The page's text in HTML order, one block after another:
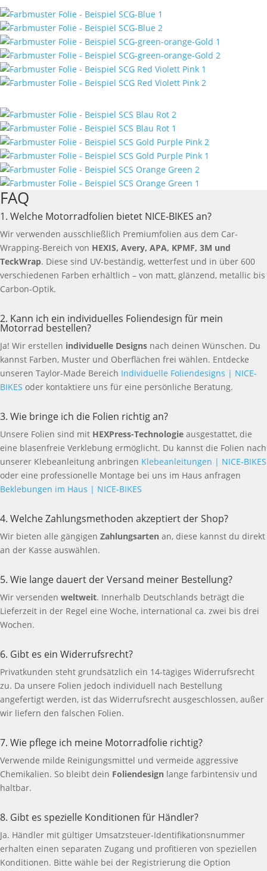
FAQ
1. Welche Motorradfolien bietet NICE-BIKES an?
Wir verwenden ausschließlich Premiumfolien aus dem Car-
Wrapping-Bereich von HEXIS, Avery, APA, KPMF, 3M und
TeckWrap. Diese sind UV-beständig, wetterfest und in über 600
verschiedenen Farben erhältlich – von matt, glänzend, metallic bis
Carbon-Optik.
2. Kann ich ein individuelles Foliendesign für mein
Motorrad bestellen?
Ja! Wir erstellen individuelle Designs nach deinen Wünschen. Du
kannst Farben, Muster und Oberflächen frei wählen. Entdecke
unseren Taylor-Made Bereich Individuelle Foliendesigns | NICE-
BIKES oder kontaktiere uns für eine persönliche Beratung.
3. Wie bringe ich die Folien richtig an?
Unsere Folien sind mit HEXPress-Technologie ausgestattet, die
eine blasenfreie Verklebung ermöglicht. Du kannst die Folien nach
unserer Klebeanleitung anbringen Klebeanleitungen | NICE-BIKES
oder eine professionelle Montage bei uns im Haus anfragen
Beklebungen im Haus | NICE-BIKES
4. Welche Zahlungsmethoden akzeptiert der Shop?
Wir bieten alle gängigen Zahlungsarten an, diese kannst du direkt
an der Kasse auswählen.
5. Wie lange dauert der Versand meiner Bestellung?
Wir versenden weltweit. Innerhalb Deutschlands beträgt die
Lieferzeit in der Regel eine Woche, international ca. zwei bis drei
Wochen.
6. Gibt es ein Widerrufsrecht?
Privatkunden steht grundsätzlich ein 14-tägiges Widerrufsrecht
zu. Da unsere Folien jedoch individuell nach Bestellung
angefertigt werden, ist das Widerrufsrecht ausgeschlossen, außer
wir liefern den falschen Folien.
7. Wie pflege ich meine Motorradfolie richtig?
Verwende milde Reinigungsmittel und vermeide aggressive
Chemikalien. So bleibt dein Foliendesign lange farbintensiv und
haltbar.
8. Gibt es spezielle Konditionen für Händler?
Ja. Händler mit gültiger Umsatzsteuer-Identifikationsnummer
erhalten einen separaten Zugang und profitieren von speziellen
Konditionen. Bitte wähle bei der Registrierung die Option